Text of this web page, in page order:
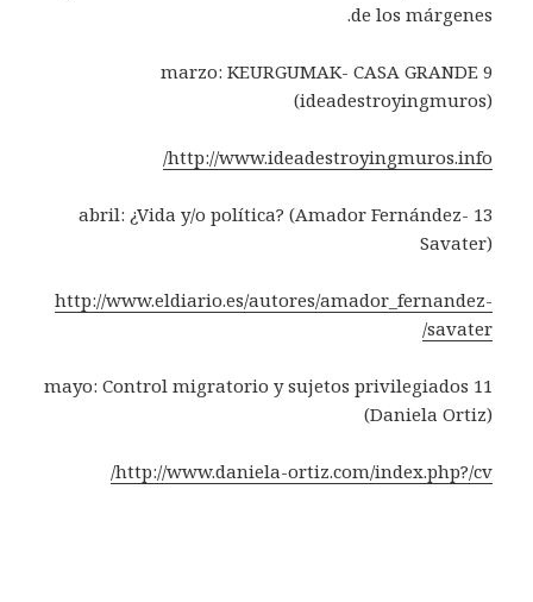
de los márgenes.
9 marzo: KEURGUMAK- CASA GRANDE
(ideadestroyingmuros)
http://www.ideadestroyingmuros.info/
13 abril: ¿Vida y/o política? (Amador Fernández-
Savater)
http://www.eldiario.es/autores/amador_fernandez-
savater/
11 mayo: Control migratorio y sujetos privilegiados
(Daniela Ortiz)
http://www.daniela-ortiz.com/index.php?/cv/